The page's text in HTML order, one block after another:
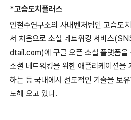
*고슴도치플러스
안철수연구소의 사내벤처팀인 고슴도
서 처음으로 소셜 네트워킹 서비스
dtail.com)에 구글 오픈 소셜 플랫폼을
소셜 네트워킹을 위한 애플리케이션을
하는 등 국내에서 선도적인 기술을 보
도해 오고 있다.